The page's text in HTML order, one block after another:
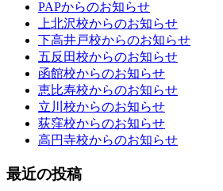
PAPからのお知らせ
上北沢校からのお知らせ
下高井戸校からのお知らせ
五反田校からのお知らせ
函館校からのお知らせ
恵比寿校からのお知らせ
立川校からのお知らせ
荻窪校からのお知らせ
高円寺校からのお知らせ
最近の投稿